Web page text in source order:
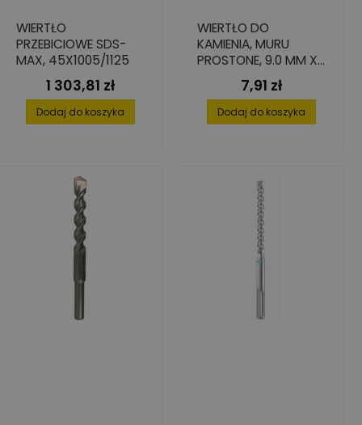
WIERTŁO
PRZEBICIOWE SDS-
MAX, 45X1005/1125
Cena
1 303,81 zł
Dodaj do koszyka
WIERTŁO DO
KAMIENIA, MURU
PROSTONE, 9.0 MM X
80 MM X 120 MM
Cena
7,91 zł
Dodaj do koszyka